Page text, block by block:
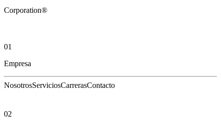
Corporation®
01
Empresa
NosotrosServiciosCarrerasContacto
02